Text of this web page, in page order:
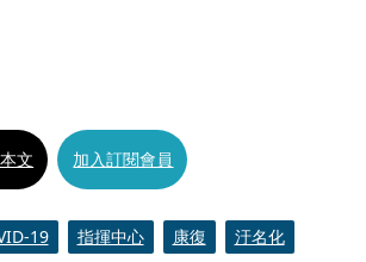
文 加入訂閱會員
19 指揮中心 康復 汙名化